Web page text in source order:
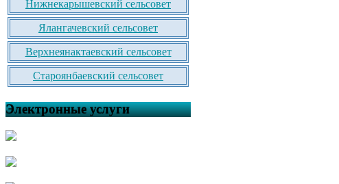
Нижнекарышевский сельсовет
Ялангачевский сельсовет
Верхнеянактаевский сельсовет
Староянбаевский сельсовет
Электронные услуги